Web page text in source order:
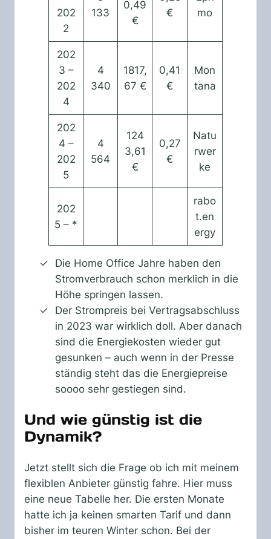
202
2
133
0,49
€
€
mo
202
3 –
202
4
4
340
1817,
67 €
0,41
€
Mon
tana
202
4 –
202
5
4
564
124
3,61
€
0,27
€
Natu
rwer
ke
202
5 – *
rabo
t.en
ergy
Die Home Office Jahre haben den
Stromverbrauch schon merklich in die
Höhe springen lassen.
Der Strompreis bei Vertragsabschluss
in 2023 war wirklich doll. Aber danach
sind die Energiekosten wieder gut
gesunken – auch wenn in der Presse
ständig steht das die Energiepreise
soooo sehr gestiegen sind.
Und wie günstig ist die
Dynamik?
Jetzt stellt sich die Frage ob ich mit meinem
flexiblen Anbieter günstig fahre. Hier muss
eine neue Tabelle her. Die ersten Monate
hatte ich ja keinen smarten Tarif und dann
bisher im teuren Winter schon. Bei der